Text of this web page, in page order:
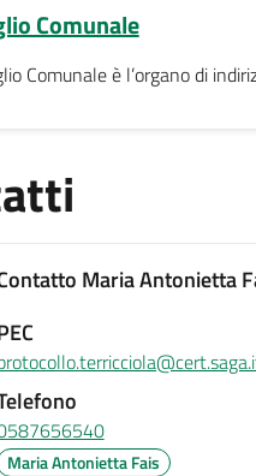
Comunale
Comunale è l’organo di
Maria Antonietta
Maria Antonietta Fais